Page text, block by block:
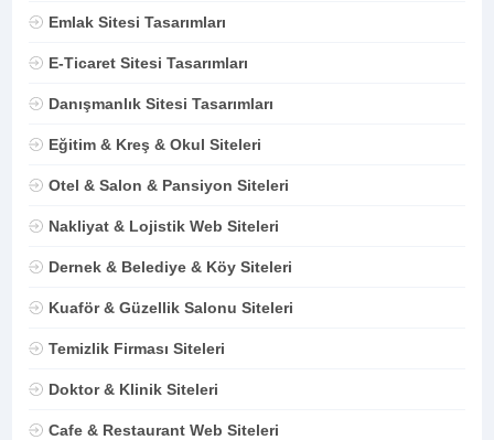
Emlak Sitesi Tasarımları
E-Ticaret Sitesi Tasarımları
Danışmanlık Sitesi Tasarımları
Eğitim & Kreş & Okul Siteleri
Otel & Salon & Pansiyon Siteleri
Nakliyat & Lojistik Web Siteleri
Dernek & Belediye & Köy Siteleri
Kuaför & Güzellik Salonu Siteleri
Temizlik Firması Siteleri
Doktor & Klinik Siteleri
Cafe & Restaurant Web Siteleri